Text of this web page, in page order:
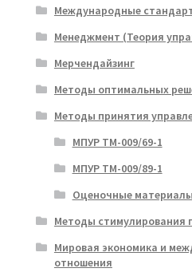
Международные
Менеджмент (Теория
Мерчендайзинг
Методы оптимальных
Методы принятия
МПУР ТМ-009/69-1
МПУР ТМ-009/89-1
Оценочные материалы
Методы стимулирования
Мировая экономика и
отношения